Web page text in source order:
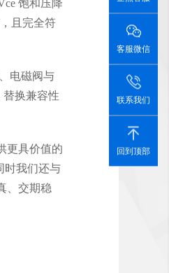
饱和压降
且完全符
电磁阀与
换兼容性
更具价值的
时我们还与
、交期稳
客服微信
联系我们
回到顶部